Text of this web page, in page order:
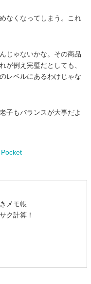
なくなってしまう。これ
じゃないかな。その商品
が例え完璧だとしても、
レベルにあるわけじゃな
子もバランスが大事だよ
Pocket
メモ帳
ク計算！